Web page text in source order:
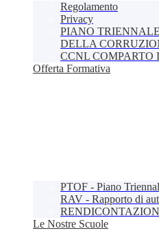
Regolamento
Privacy
PIANO
DELLA
CCNL COMPARTO
Offerta Formativa
PTOF - Piano
RAV - Rapporto di
Le Nostre Scuole